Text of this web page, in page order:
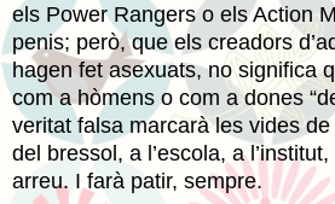
els Power Rangers o els Action
penis; però, que els creadors
hagen fet asexuats, no significa
com a hòmens o com a dones
veritat falsa marcarà les vides
del bressol, a l’escola, a
arreu. I farà patir, sempre.